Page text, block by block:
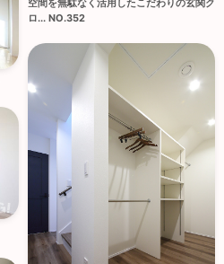
ロ... NO.352